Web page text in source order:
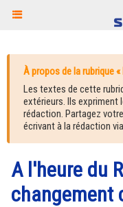
À propos de la rubrique «
Les textes de cette
extérieurs. Ils expriment
rédaction. Partagez
écrivant à la rédaction
A l'heure du
changement